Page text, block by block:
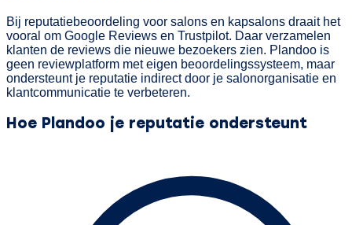
Bij reputatiebeoordeling voor salons en kapsalons draait het
vooral om Google Reviews en Trustpilot. Daar verzamelen
klanten de reviews die nieuwe bezoekers zien. Plandoo is
geen reviewplatform met eigen beoordelingssysteem, maar
ondersteunt je reputatie indirect door je salonorganisatie en
klantcommunicatie te verbeteren.
Hoe Plandoo je reputatie ondersteunt